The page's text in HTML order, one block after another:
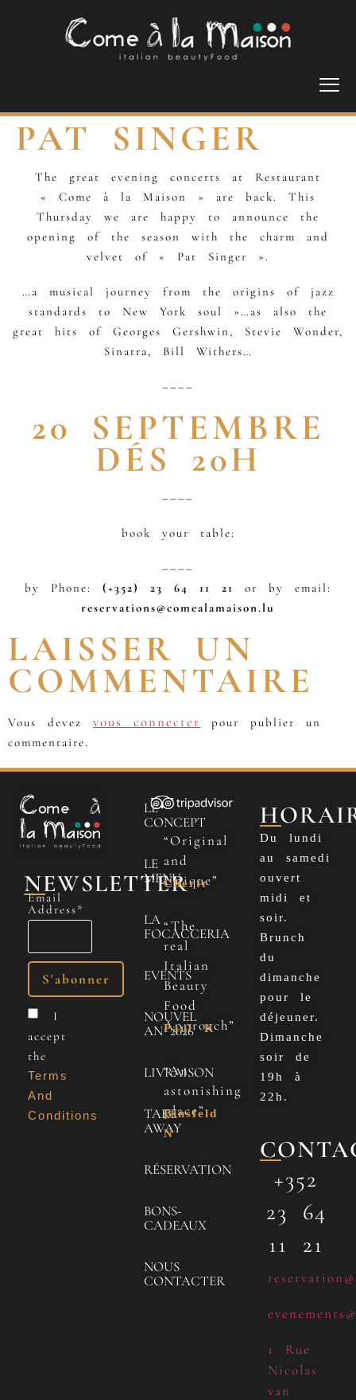
PAT SINGER
The great evening concerts at Restaurant
« Come à la Maison » are back. This
Thursday we are happy to announce the
opening of the season with the charm and
velvet of « Pat Singer ».
…a musical journey from the origins of jazz
standards to New York soul »…as also the
great hits of Georges Gershwin, Stevie Wonder,
Sinatra, Bill Withers…
––––
20 SEPTEMBRE
DÉS 20H
––––
book your table:
––––
by Phone:
(+352) 23 64 11 21
or by email:
reservations@comealamaison.lu
LAISSER UN
COMMENTAIRE
Vous devez vous connecter
pour publier un
commentaire.
NEWSLETTER
Email
Address*
I
accept
the
Terms
And
Conditions
LE
CONCEPT
LE
MENU
LA
FOCACCERIA
EVENTS
NOUVEL
AN 2026
LIVRAISON
TAKE
AWAY
RÉSERVATION
BONS-
CADEAUX
NOUS
CONTACTER
“Original
and
Unique”
Cherfr
“The
real
Italian
Beauty
Food
Approach”
Paul K
“An
astonishing
place”
Binsfeld
N
Du lundi
au samedi
ouvert
midi et
soir.
Brunch
du
dimanche
pour le
déjeuner.
Dimanche
soir de
19h à
22h.
+352
23 64
11 21
1 Rue
Nicolas
van